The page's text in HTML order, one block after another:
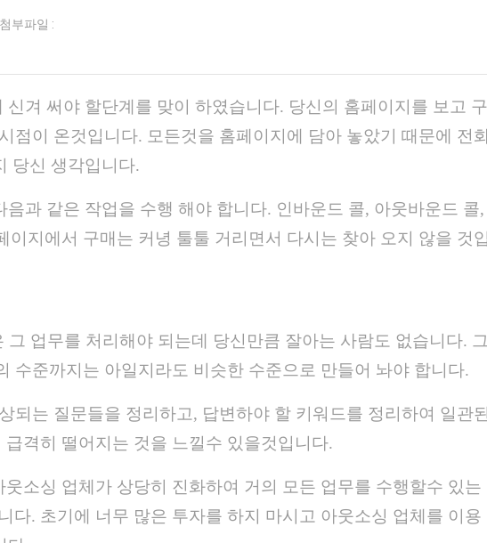
첨부파일 :
겨 써야 할단계를 맞이 하였습니다. 당신의 홈페이지를 보고 구
점이 온것입니다. 모든것을 홈페이지에 담아 놓았기 때문에 전
당신 생각입니다.
과 같은 작업을 수행 해야 합니다. 인바운드 콜, 아웃바운드 콜,
지에서 구매는 커녕 툴툴 거리면서 다시는 찾아 오지 않을 것
업무를 처리해야 되는데 당신만큼 잘아는 사람도 없습니다.
수준까지는 아일지라도 비슷한 수준으로 만들어 놔야 합니다.
되는 질문들을 정리하고, 답변하야 할 키워드를 정리하여 일관
격히 떨어지는 것을 느낄수 있을것입니다.
소싱 업체가 상당히 진화하여 거의 모든 업무를 수행할수 있는
. 초기에 너무 많은 투자를 하지 마시고 아웃소싱 업체를 이용